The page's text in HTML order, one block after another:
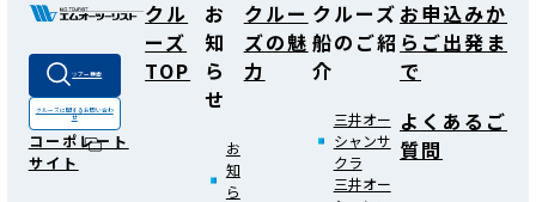
ツアー検索
クルーズに関するお問い合わ
せ
コーポレート
サイト
クル
ーズ
TOP
お
知
ら
せ
お
知
ら
クルー
ズの魅
力
クルーズ
船のご紹
介
三井オー
シャンサ
クラ
三井オー
お申込みか
らご出発ま
で
よくあるご
質問